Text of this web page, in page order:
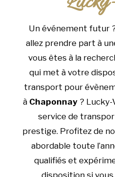
Un événement futur
allez prendre part à
vous êtes à la
qui met à votre
transport pour
à Chaponnay? Lucky-
service de
prestige. Profitez de
abordable toute
qualifiés et